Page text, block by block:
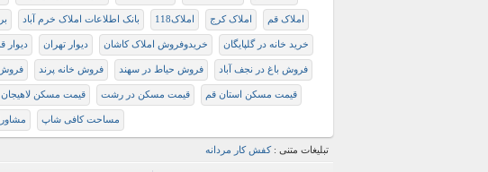
املاک قم املاک کرج املاک118 بانک اطلاعات املاک خرم آباد
خرید خانه در گلپایگان خریدوفروش املاک کاشان دیوار تهران دیوار
فروش باغ در نجف آباد فروش حیاط در سهند فروش خانه پرند فروش
قیمت مسکن استان قم قیمت مسکن در رشت قیمت مسکن لاهیجان
مساحت کافی شاپ
تبلیغات متنی :کفش کار مردانه